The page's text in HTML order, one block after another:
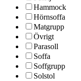
Hammock
Hörnsoffa
Matgrupp
Övrigt
Parasoll
Soffa
Soffgrupp
Solstol